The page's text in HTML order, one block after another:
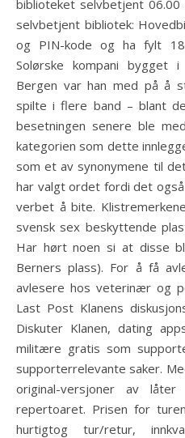
biblioteket selvbetjent
selvbetjent bibliotek:
og PIN-kode og ha fylt
Solørske kompani bygget
Bergen var han med på å
spilte i flere band – blant
besetningen senere ble
kategorien som dette
som et av synonymene til
har valgt ordet fordi det
verbet å bite.
svensk sex beskyttende
Har hørt noen si at disse
Berners plass). For å få
avlesere hos veterinær og
Last Post Klanens
Diskuter Klanen, dating
militære gratis som
supporterrelevante saker.
original-versjoner av
repertoaret. Prisen for
hurtigtog tur/retur,